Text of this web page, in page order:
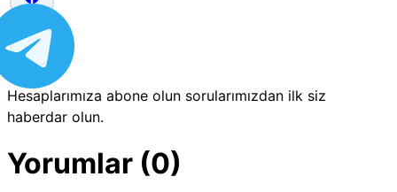
Hesaplarımıza abone olun sorularımızdan ilk siz
haberdar olun.
Yorumlar (0)